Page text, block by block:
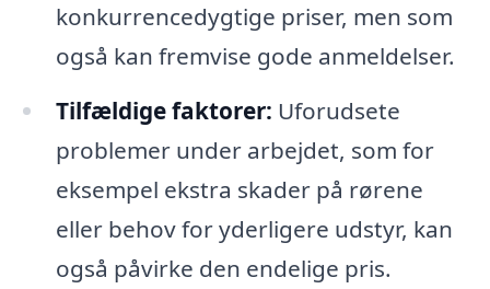
konkurrencedygtige priser, men som
også kan fremvise gode anmeldelser.
Tilfældige faktorer: Uforudsete
problemer under arbejdet, som for
eksempel ekstra skader på rørene
eller behov for yderligere udstyr, kan
også påvirke den endelige pris.